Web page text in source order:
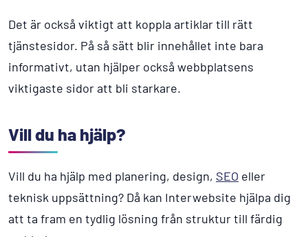
Det är också viktigt att koppla artiklar till rätt
tjänstesidor. På så sätt blir innehållet inte bara
informativt, utan hjälper också webbplatsens
viktigaste sidor att bli starkare.
Vill du ha hjälp?
Vill du ha hjälp med planering, design, SEO eller
teknisk uppsättning? Då kan Interwebsite hjälpa dig
att ta fram en tydlig lösning från struktur till färdig